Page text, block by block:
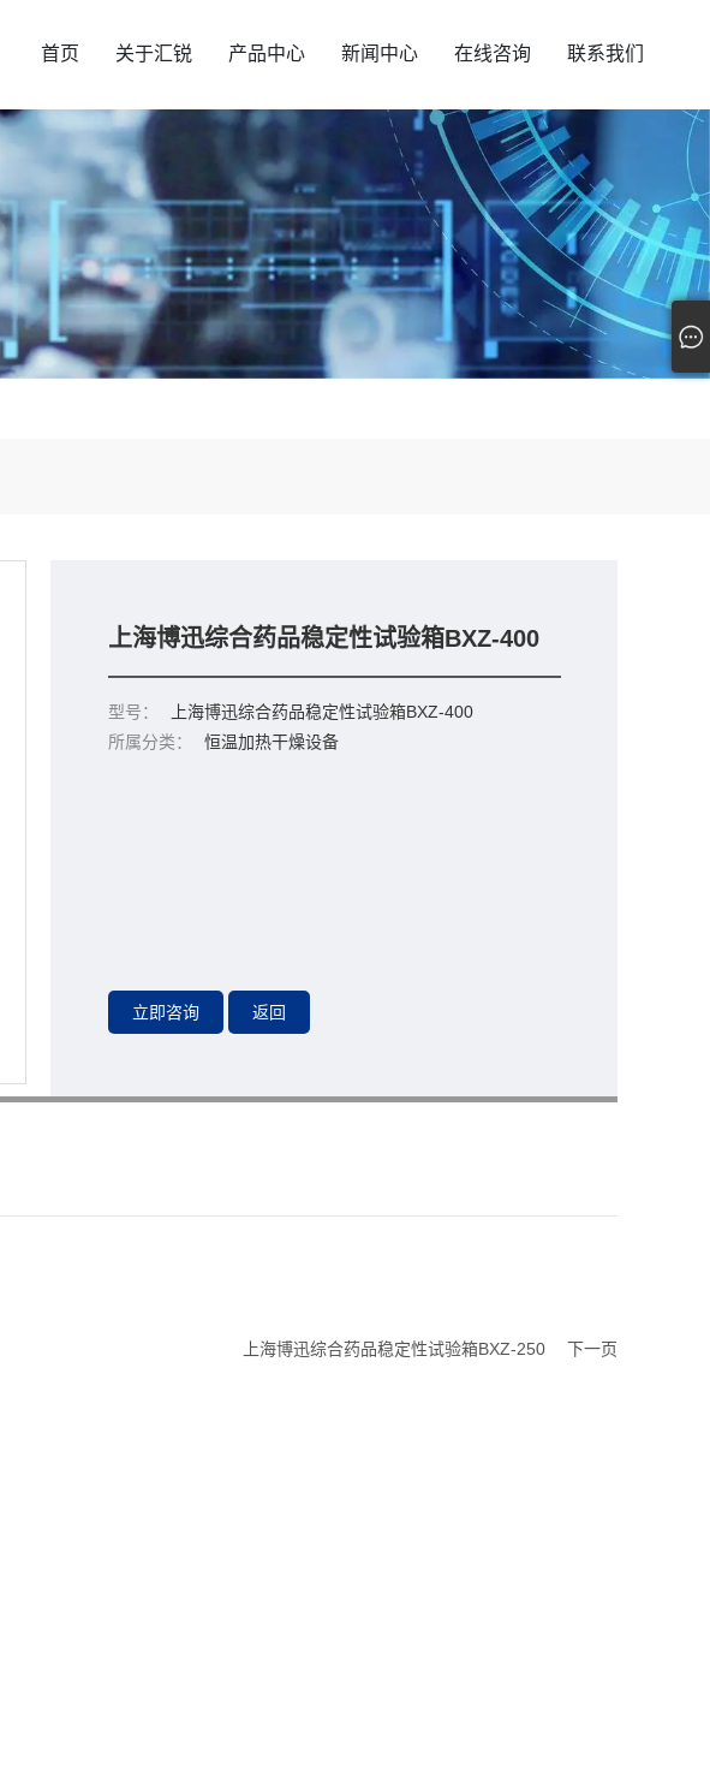
首页 关于汇锐 产品中心 新闻中心 在线咨询 联系我们
上海博迅综合药品稳定性试验箱BXZ-400
型号：
上海博迅综合药品稳定性试验箱BXZ-400
所属分类：
恒温加热干燥设备
上海博迅综合药品稳定性试验箱BXZ-250 下一页